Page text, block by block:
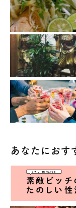
あなたにおす